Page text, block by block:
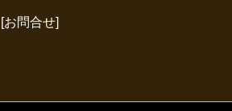
[お問合せ]